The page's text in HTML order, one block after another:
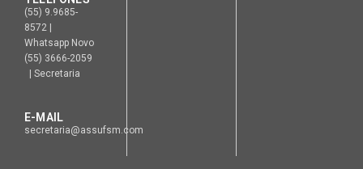
(55) 9.9685-
8572 |
Whatsapp Novo
(55) 3666-2059
| Secretaria
E-MAIL
secretaria@assufsm.com